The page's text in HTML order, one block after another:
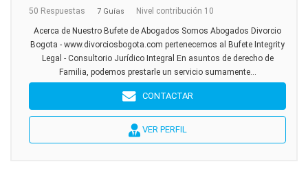
50 Respuestas 7 Guías Nivel contribución 10
Acerca de Nuestro Bufete de Abogados Somos Abogados Divorcio
Bogota - www.divorciosbogota.com pertenecemos al Bufete Integrity
Legal - Consultorio Jurídico Integral En asuntos de derecho de
Familia, podemos prestarle un servicio sumamente...
CONTACTAR
VER PERFIL